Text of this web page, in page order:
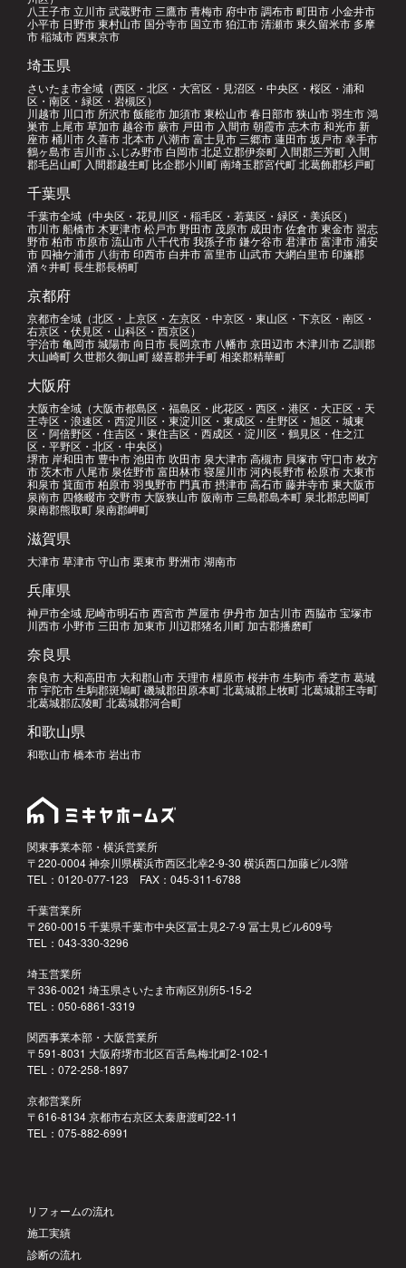
八王子市 立川市 武蔵野市 三鷹市 青梅市 府中市 調布市 町田市 小金井市
小平市 日野市 東村山市 国分寺市 国立市 狛江市 清瀬市 東久留米市 多摩
市 稲城市 西東京市
埼玉県
さいたま市全域（西区・北区・大宮区・見沼区・中央区・桜区・浦和
区・南区・緑区・岩槻区）
川越市 川口市 所沢市 飯能市 加須市 東松山市 春日部市 狭山市 羽生市 鴻
巣市 上尾市 草加市 越谷市 蕨市 戸田市 入間市 朝霞市 志木市 和光市 新
座市 桶川市 久喜市 北本市 八潮市 富士見市 三郷市 蓮田市 坂戸市 幸手市
鶴ヶ島市 吉川市 ふじみ野市 白岡市 北足立郡伊奈町 入間郡三芳町 入間
郡毛呂山町 入間郡越生町 比企郡小川町 南埼玉郡宮代町 北葛飾郡杉戸町
千葉県
千葉市全域（中央区・花見川区・稲毛区・若葉区・緑区・美浜区）
市川市 船橋市 木更津市 松戸市 野田市 茂原市 成田市 佐倉市 東金市 習志
野市 柏市 市原市 流山市 八千代市 我孫子市 鎌ケ谷市 君津市 富津市 浦安
市 四袖ケ浦市 八街市 印西市 白井市 富里市 山武市 大網白里市 印旛郡
酒々井町 長生郡長柄町
京都府
京都市全域（北区・上京区・左京区・中京区・東山区・下京区・南区・
右京区・伏見区・山科区・西京区）
宇治市 亀岡市 城陽市 向日市 長岡京市 八幡市 京田辺市 木津川市 乙訓郡
大山崎町 久世郡久御山町 綴喜郡井手町 相楽郡精華町
大阪府
大阪市全域（大阪市都島区・福島区・此花区・西区・港区・大正区・天
王寺区・浪速区・西淀川区・東淀川区・東成区・生野区・旭区・城東
区・阿倍野区・住吉区・東住吉区・西成区・淀川区・鶴見区・住之江
区・平野区・北区・中央区）
堺市 岸和田市 豊中市 池田市 吹田市 泉大津市 高槻市 貝塚市 守口市 枚方
市 茨木市 八尾市 泉佐野市 富田林市 寝屋川市 河内長野市 松原市 大東市
和泉市 箕面市 柏原市 羽曳野市 門真市 摂津市 高石市 藤井寺市 東大阪市
泉南市 四條畷市 交野市 大阪狭山市 阪南市 三島郡島本町 泉北郡忠岡町
泉南郡熊取町 泉南郡岬町
滋賀県
大津市 草津市 守山市 栗東市 野洲市 湖南市
兵庫県
神戸市全域 尼崎市明石市 西宮市 芦屋市 伊丹市 加古川市 西脇市 宝塚市
川西市 小野市 三田市 加東市 川辺郡猪名川町 加古郡播磨町
奈良県
奈良市 大和高田市 大和郡山市 天理市 橿原市 桜井市 生駒市 香芝市 葛城
市 宇陀市 生駒郡斑鳩町 磯城郡田原本町 北葛城郡上牧町 北葛城郡王寺町
北葛城郡広陵町 北葛城郡河合町
和歌山県
和歌山市 橋本市 岩出市
関東事業本部・横浜営業所
〒220-0004 神奈川県横浜市西区北幸2-9-30 横浜西口加藤ビル3階
TEL：0120-077-123 FAX：045-311-6788
千葉営業所
〒260-0015 千葉県千葉市中央区冨士見2-7-9 冨士見ビル609号
TEL：043-330-3296
埼玉営業所
〒336-0021 埼玉県さいたま市南区別所5-15-2
TEL：050-6861-3319
関西事業本部・大阪営業所
〒591-8031 大阪府堺市北区百舌鳥梅北町2-102-1
TEL：072-258-1897
京都営業所
〒616-8134 京都市右京区太秦唐渡町22-11
TEL：075-882-6991
リフォームの流れ
施工実績
診断の流れ